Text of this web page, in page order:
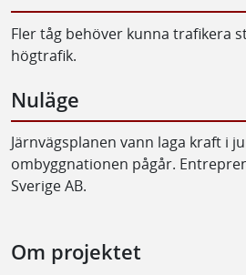
Fler tåg behöver kunna trafikera
högtrafik.
Nuläge
Järnvägsplanen vann laga kraft i
ombyggnationen pågår.
Sverige AB.
Om projektet